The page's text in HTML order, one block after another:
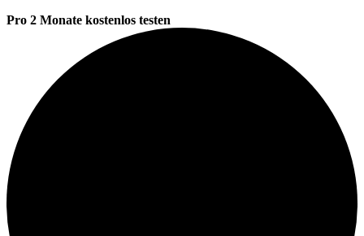
Pro 2 Monate kostenlos testen